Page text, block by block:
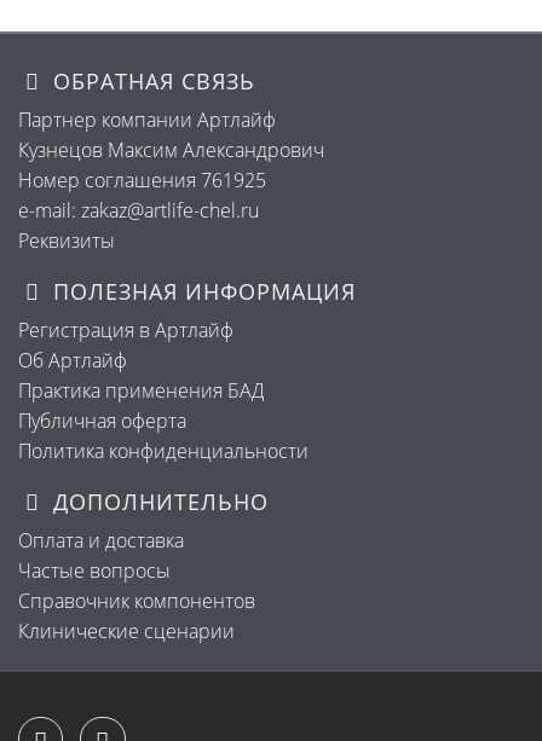
ОБРАТНАЯ СВЯЗЬ
Партнер компании Артлайф
Кузнецов Максим Александрович
Номер соглашения 761925
e-mail: zakaz@artlife-chel.ru
Реквизиты
ПОЛЕЗНАЯ ИНФОРМАЦИЯ
Регистрация в Артлайф
Об Артлайф
Практика применения БАД
Публичная оферта
Политика конфиденциальности
ДОПОЛНИТЕЛЬНО
Оплата и доставка
Частые вопросы
Справочник компонентов
Клинические сценарии